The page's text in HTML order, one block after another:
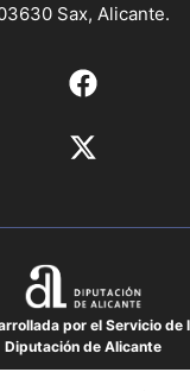
Sax, Alicante.
por el Servicio de
Diputación de Alicante